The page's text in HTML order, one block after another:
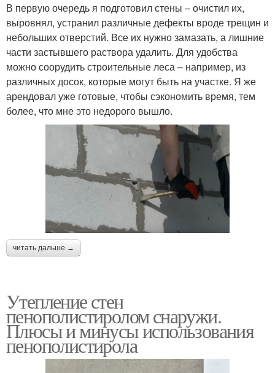
В первую очередь я подготовил стены – очистил их,
выровнял, устранил различные дефекты вроде трещин и
небольших отверстий. Все их нужно замазать, а лишние
части застывшего раствора удалить. Для удобства
можно соорудить строительные леса – например, из
различных досок, которые могут быть на участке. Я же
арендовал уже готовые, чтобы сэкономить время, тем
более, что мне это недорого вышло.
читать дальше →
Утепление стен
пенополистиролом снаружи.
Плюсы и минусы использования
пенополистирола